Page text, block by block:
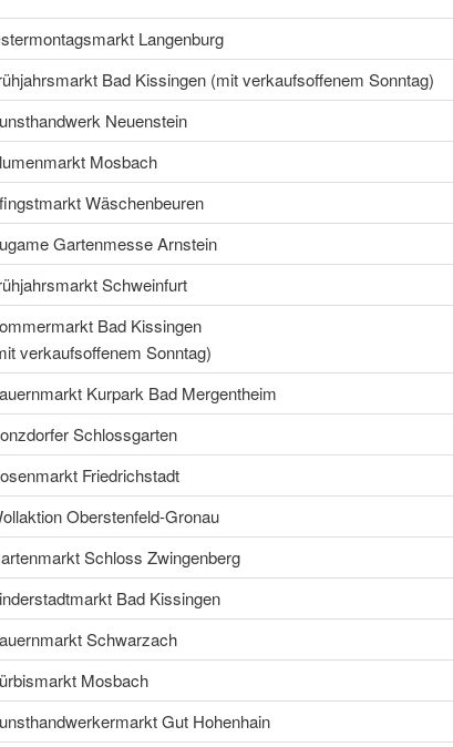
Langenburg
Bad Kissingen (mit verkaufsoffenem Sonntag)
Neuenstein
Mosbach
Wäschenbeuren
Gartenmesse Arnstein
Schweinfurt
Bad Kissingen
verkaufsoffenem Sonntag)
Kurpark Bad Mergentheim
Schlossgarten
Friedrichstadt
Oberstenfeld-Gronau
Schloss Zwingenberg
Bad Kissingen
Schwarzach
Mosbach
Gut Hohenhain